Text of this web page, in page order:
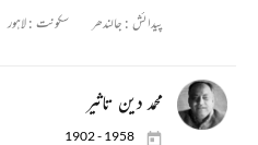
پیدائش : جالندھر سکونت :لاہور
محمد دین تاثیر
1902 - 1958